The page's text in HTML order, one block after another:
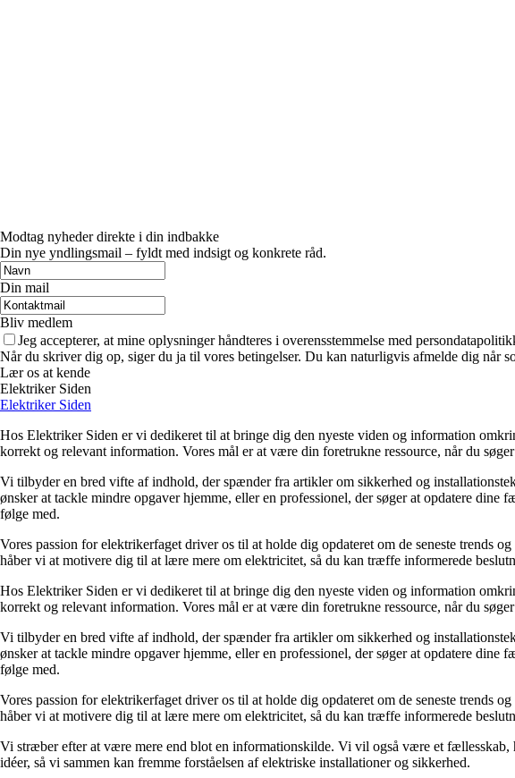
Modtag nyheder direkte i din indbakke
Din nye yndlingsmail – fyldt med indsigt og konkrete råd.
Din mail
Bliv medlem
Jeg accepterer, at mine oplysninger håndteres i overensstemmelse med
Når du skriver dig op, siger du ja til vores betingelser. Du kan naturligvis afmelde dig når
Lær os at kende
Elektriker Siden
Elektriker Siden
Hos Elektriker Siden er vi dedikeret til at bringe dig den nyeste viden og information
korrekt og relevant information. Vores mål er at være din foretrukne ressource, når du
Vi tilbyder en bred vifte af indhold, der spænder fra artikler om sikkerhed og
ønsker at tackle mindre opgaver hjemme, eller en professionel, der søger at opdatere
følge med.
Vores passion for elektrikerfaget driver os til at holde dig opdateret om de seneste trends
håber vi at motivere dig til at lære mere om elektricitet, så du kan træffe informerede
Hos Elektriker Siden er vi dedikeret til at bringe dig den nyeste viden og information
korrekt og relevant information. Vores mål er at være din foretrukne ressource, når du
Vi tilbyder en bred vifte af indhold, der spænder fra artikler om sikkerhed og
ønsker at tackle mindre opgaver hjemme, eller en professionel, der søger at opdatere
følge med.
Vores passion for elektrikerfaget driver os til at holde dig opdateret om de seneste trends
håber vi at motivere dig til at lære mere om elektricitet, så du kan træffe informerede
Vi stræber efter at være mere end blot en informationskilde. Vi vil også være et fællesskab,
idéer, så vi sammen kan fremme forståelsen af elektriske installationer og sikkerhed.